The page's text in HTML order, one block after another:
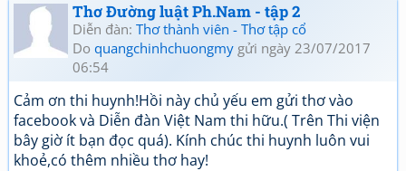
Thơ Đường luật Ph.Nam - tập 2
Diễn đàn: Thơ thành viên - Thơ tập cổ
Do quangchinhchuongmy gửi ngày 23/07/2017
06:54
Cảm ơn thi huynh!Hồi này chủ yếu em gửi thơ vào
facebook và Diễn đàn Việt Nam thi hữu.( Trên Thi viện
bây giờ ít bạn đọc quá). Kính chúc thi huynh luôn vui
khoẻ,có thêm nhiều thơ hay!